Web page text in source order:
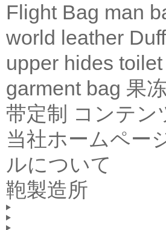
Flight Bag man
world leather
upper hides
garment bag 果
带定制
コンテン
当社ホームペー
ルについて
鞄製造所